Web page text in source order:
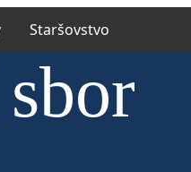
Staršovstvo